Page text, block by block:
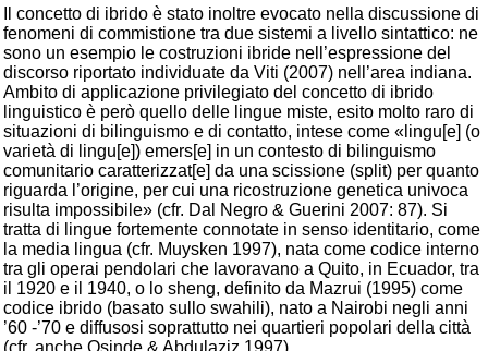
Il concetto di ibrido è stato inoltre evocato nella discussione di
fenomeni di commistione tra due sistemi a livello sintattico: ne
sono un esempio le costruzioni ibride nell’espressione del
discorso riportato individuate da Viti (2007) nell’area indiana.
Ambito di applicazione privilegiato del concetto di ibrido
linguistico è però quello delle lingue miste, esito molto raro di
situazioni di bilinguismo e di contatto, intese come «lingu[e] (o
varietà di lingu[e]) emers[e] in un contesto di bilinguismo
comunitario caratterizzat[e] da una scissione (split) per quanto
riguarda l’origine, per cui una ricostruzione genetica univoca
risulta impossibile» (cfr. Dal Negro & Guerini 2007: 87). Si
tratta di lingue fortemente connotate in senso identitario, come
la media lingua (cfr. Muysken 1997), nata come codice interno
tra gli operai pendolari che lavoravano a Quito, in Ecuador, tra
il 1920 e il 1940, o lo sheng, definito da Mazrui (1995) come
codice ibrido (basato sullo swahili), nato a Nairobi negli anni
’60 -’70 e diffusosi soprattutto nei quartieri popolari della città
(cfr. anche Osinde & Abdulaziz 1997).